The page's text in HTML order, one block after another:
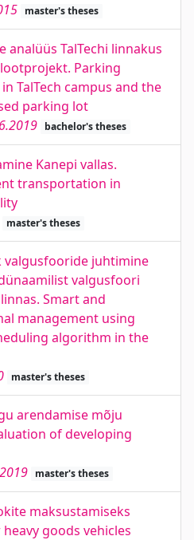
master's theses
analüüs TalTechi linnakus
Parking
TalTech campus and the
parking lot
bachelor's theses
Kanepi vallas.
transportation in
master's theses
valgusfooride juhtimine
valgusfoori
Smart and
management using
algorithm in the
master's theses
arendamise mõju
of developing
master's theses
maksustamiseks
goods vehicles